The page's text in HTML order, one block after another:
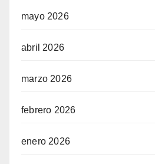
mayo 2026
abril 2026
marzo 2026
febrero 2026
enero 2026